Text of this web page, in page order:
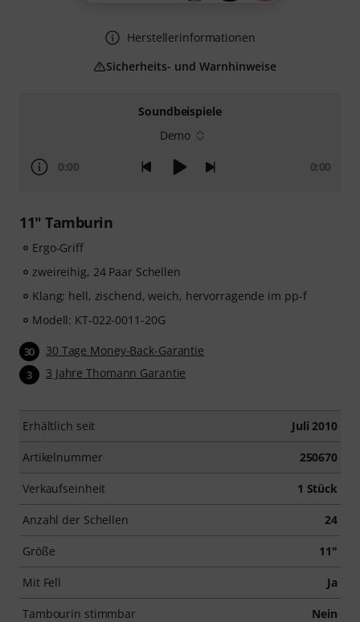
Soundbeispiele
Demo
0:00 0:00
11" Tamburin
Ergo-Griff
zweireihig, 24 Paar Schellen
Klang: hell, zischend, weich, hervorragende im pp-f
Modell: KT-022-0011-20G
30 30 Tage Money-Back-Garantie
3 3 Jahre Thomann Garantie
Erhältlich seit Juli 2010
Artikelnummer 250670
Verkaufseinheit 1 Stück
Anzahl der Schellen 24
Größe 11"
Mit Fell Ja
Tambourin stimmbar Nein
Herstellerinformationen
Sicherheits- und Warnhinweise